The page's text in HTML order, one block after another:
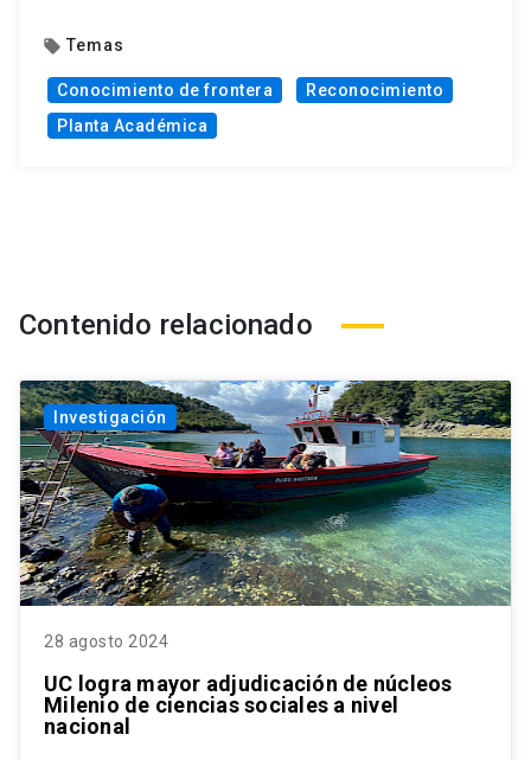
local_offer Temas
Conocimiento de frontera
Reconocimiento
Planta Académica
Contenido relacionado
Investigación
28 agosto 2024
UC logra mayor adjudicación de núcleos
Milenio de ciencias sociales a nivel
nacional